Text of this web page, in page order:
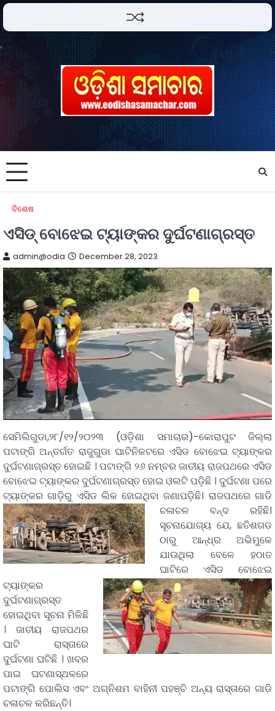
ବିଶେଷ
ଏସିଡ୍ ବୋଝେଇ ଟ୍ୟାଙ୍କର ଦୁର୍ଘଟଣାଗ୍ରସ୍ତ
admin@odia December 28, 2023
ସେମିଲିଗୁଡା,୨୮/୧୨/୨୦୨୩ (ଓଡ଼ିଶା ସମାଚାର)-କୋରାପୁଟ ଜିଲ୍ଲା
ପଟାଙ୍ଗି ଅନ୍ତର୍ଗତ ରାଜୁଗୁଡା ଘାଟିନିକଟରେ ଏସିଡ ବୋଝେଇ ଟ୍ୟାଙ୍କର
ଦୁର୍ଘଟଣାଗ୍ରସ୍ତ ହୋଇଛି । ପଟାଙ୍ଗି ୨୬ ନମ୍ବର ଜାତୀୟ ରାଜପଥରେ ଏସିଡ
ବୋଝେଇ ଟ୍ୟାଙ୍କର ଦୁର୍ଘଟଣାଗ୍ରସ୍ତ ହୋଇ ଓଲଟି ପଡ଼ିଛି । ଦୁର୍ଘଟଣା ପରେ
ଟ୍ୟାଙ୍କର ଗାଡ଼ିରୁ ଏସିଡ ଲିକ ହୋଇଥିବା ଜଣାପଡ଼ିଛି। ରାଜପଥରେ ଗାଡି
ଚଳାଚଳ ବନ୍ଦ ରହିଛି।
ସୂଚନାଯୋଗ୍ୟ ଯେ, ଛତିଶଗଡ
ଠାରୁ ଆନ୍ଧ୍ର ଅଭିମୁକେ
ଯାଉଥିଲା ବେଳେ ହଠାତ
ଘାଟିରେ ଏସିଡ ବୋଝେଇ
ଟ୍ୟାଙ୍କର
ଦୁର୍ଘଟଣାଗ୍ରସ୍ତ
ହୋଇଥିବା ସୂଚନା ମିଳିଛି
। ଜାତୀୟ ରାଜପଥର
ଘାଟି ରାସ୍ତାରେ
ଦୁର୍ଘଟଣା ଘଟିଛି । ଖବର
ପାଇ ଘଟଣାସ୍ଥଳରେ
ପଟାଙ୍ଗି ପୋଲିସ ଏବଂ ଅଗ୍ନିଶମ ବାହିନୀ ପହଞ୍ଚି ଅନ୍ୟ ରାସ୍ତାରେ ଗାଡି
ଚଳାଚଳ କରିଛନ୍ତି।